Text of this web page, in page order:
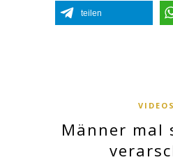
teilen
VIDEOS
Männer mal